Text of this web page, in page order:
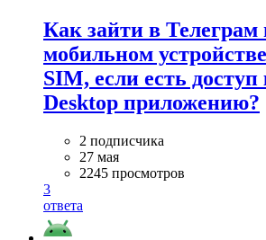
Как зайти в Телеграм
мобильном
SIM, если есть
Desktop приложению?
2 подписчика
27 мая
2245 просмотров
3
ответа